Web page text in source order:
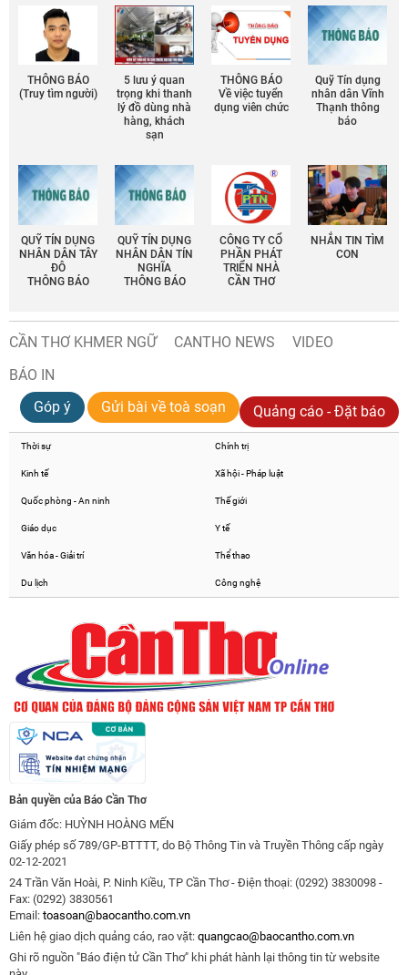
THÔNG BÁO
(Truy tìm người)
5 lưu ý quan
trọng khi thanh
lý đồ dùng nhà
hàng, khách
sạn
THÔNG BÁO
Về việc tuyển
dụng viên chức
Quỹ Tín dụng
nhân dân Vĩnh
Thạnh thông
báo
QUỸ TÍN DỤNG
NHÂN DÂN TÂY
ĐÔ
THÔNG BÁO
QUỸ TÍN DỤNG
NHÂN DÂN TÍN
NGHĨA
THÔNG BÁO
CÔNG TY CỔ
PHẦN PHÁT
TRIỂN NHÀ
CẦN THƠ
NHẮN TIN TÌM
CON
CẦN THƠ KHMER NGỮ CANTHO NEWS
VIDEO
BÁO IN
Góp ý
Gửi bài về toà soạn Quảng cáo - Đặt báo
Thời sự Chính trị
Kinh tế Xã hội - Pháp luật
Quốc phòng - An ninh Thế giới
Giáo dục Y tế
Văn hóa - Giải trí Thể thao
Du lịch Công nghệ
Bản quyền của Báo Cần Thơ
Giám đốc: HUỲNH HOÀNG MẾN
Giấy phép số 789/GP-BTTTT, do Bộ Thông Tin và Truyền Thông cấp ngày
02-12-2021
24 Trần Văn Hoài, P. Ninh Kiều, TP Cần Thơ - Điện thoại: (0292) 3830098 -
Fax: (0292) 3830561
Email: toasoan@baocantho.com.vn
Liên hệ giao dịch quảng cáo, rao vặt: quangcao@baocantho.com.vn
Ghi rõ nguồn "Báo điện tử Cần Thơ" khi phát hành lại thông tin từ website